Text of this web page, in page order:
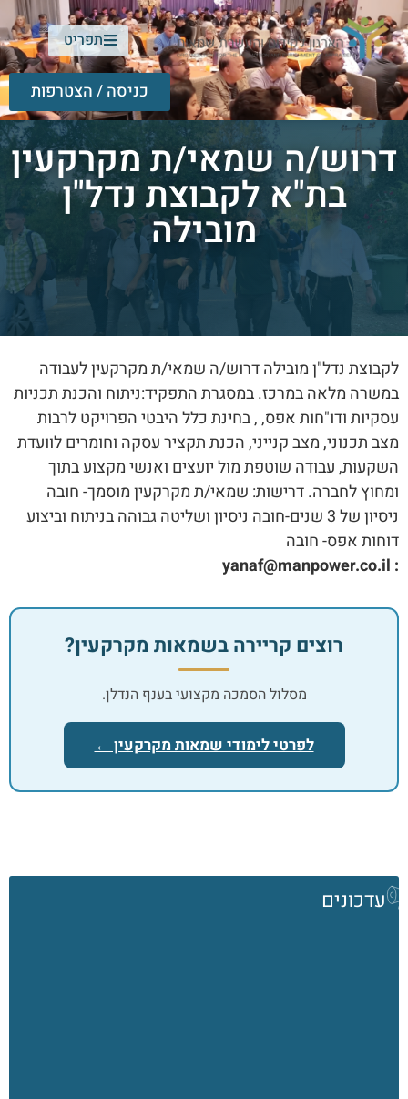
תפריט
כניסה / הצטרפות
דרוש/ה שמאי/ת מקרקעין
בת"א לקבוצת נדל"ן
מובילה
לקבוצת נדל"ן מובילה דרוש/ה שמאי/ת מקרקעין לעבודה
במשרה מלאה במרכז. במסגרת התפקיד:ניתוח והכנת תכניות
עסקיות ודו"חות אפס, , בחינת כלל היבטי הפרויקט לרבות
מצב תכנוני, מצב קנייני, הכנת תקציר עסקה וחומרים לוועדת
השקעות, עבודה שוטפת מול יועצים ואנשי מקצוע בתוך
ומחוץ לחברה. דרישות: שמאי/ת מקרקעין מוסמך- חובה
ניסיון של 3 שנים-חובה ניסיון ושליטה גבוהה בניתוח וביצוע
דוחות אפס- חובה
:
yanaf@manpower.co.il
רוצים קריירה בשמאות מקרקעין?
מסלול הסמכה מקצועי בענף הנדלן.
לפרטי לימודי שמאות מקרקעין ←
עדכונים